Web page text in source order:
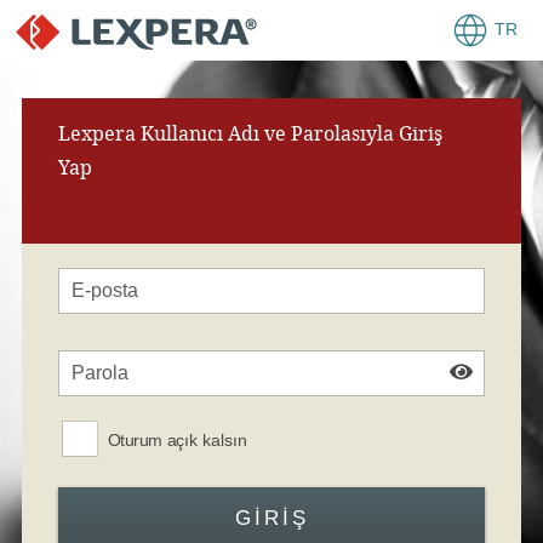
TR
Lexpera Kullanıcı Adı ve Parolasıyla Giriş
Yap
Oturum açık kalsın
GIRIŞ